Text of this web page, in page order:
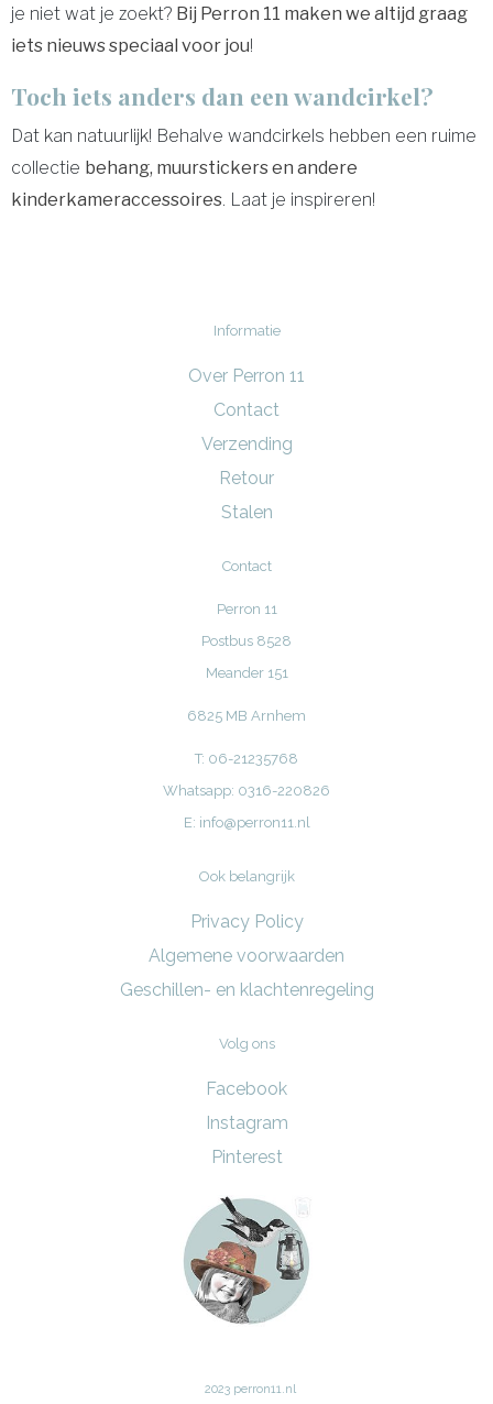
je niet wat je zoekt? Bij Perron 11 maken we altijd graag
iets nieuws speciaal voor jou!
Toch iets anders dan een wandcirkel?
Dat kan natuurlijk! Behalve wandcirkels hebben een ruime
collectie behang, muurstickers en andere
kinderkameraccessoires. Laat je inspireren!
Informatie
Over Perron 11
Contact
Verzending
Retour
Stalen
Contact
Perron 11
Postbus 8528
Meander 151
6825 MB Arnhem
T: 06-21235768
Whatsapp: 0316-220826
E: info@perron11.nl
Ook belangrijk
Privacy Policy
Algemene voorwaarden
Geschillen- en klachtenregeling
Volg ons
Facebook
Instagram
Pinterest
2023 perron11.nl